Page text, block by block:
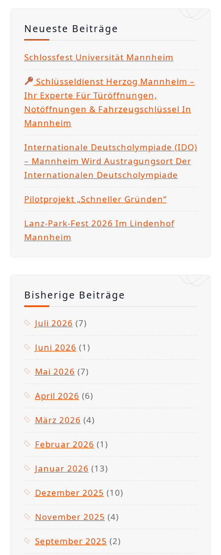
n
a
h
:
Neueste Beiträge
Schlossfest Universität Mannheim
Schlüsseldienst Herzog Mannheim –
Ihr Experte Für Türöffnungen,
Notöffnungen & Fahrzeugschlüssel In
Mannheim
Internationale Deutscholympiade (IDO)
– Mannheim Wird Austragungsort Der
Internationalen Deutscholympiade
Pilotprojekt „Schneller Gründen“
Lanz-Park-Fest 2026 Im Lindenhof
Mannheim
Bisherige Beiträge
Juli 2026 (7)
Juni 2026 (1)
Mai 2026 (7)
April 2026 (6)
März 2026 (4)
Februar 2026 (1)
Januar 2026 (13)
Dezember 2025 (10)
November 2025 (4)
September 2025 (2)